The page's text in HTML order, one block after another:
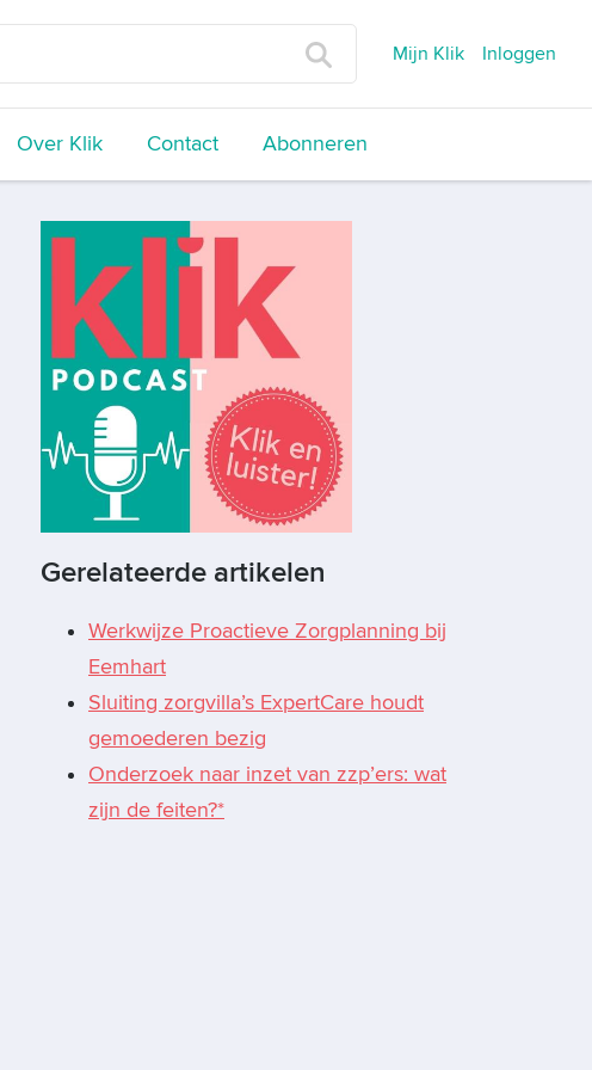
Mijn Klik Inloggen
Over Klik Contact Abonneren
Gerelateerde artikelen
Werkwijze Proactieve Zorgplanning bij
Eemhart
Sluiting zorgvilla’s ExpertCare houdt
gemoederen bezig
Onderzoek naar inzet van zzp’ers: wat
zijn de feiten?*